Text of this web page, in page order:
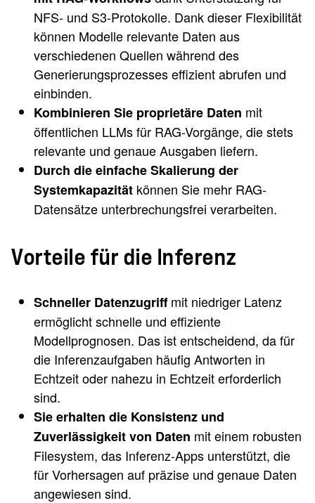
NFS- und S3-Protokolle. Dank dieser Flexibilität
können Modelle relevante Daten aus
verschiedenen Quellen während des
Generierungsprozesses effizient abrufen und
einbinden.
Kombinieren Sie proprietäre Daten mit
öffentlichen LLMs für RAG-Vorgänge, die stets
relevante und genaue Ausgaben liefern.
Durch die einfache Skalierung der
Systemkapazität können Sie mehr RAG-
Datensätze unterbrechungsfrei verarbeiten.
Vorteile für die Inferenz
Schneller Datenzugriffmit niedriger Latenz
ermöglicht schnelle und effiziente
Modellprognosen. Das ist entscheidend, da für
die Inferenzaufgaben häufig Antworten in
Echtzeit oder nahezu in Echtzeit erforderlich
sind.
Sie erhalten die Konsistenz und
Zuverlässigkeit von Daten mit einem robusten
Filesystem, das Inferenz-Apps unterstützt, die
für Vorhersagen auf präzise und genaue Daten
angewiesen sind.